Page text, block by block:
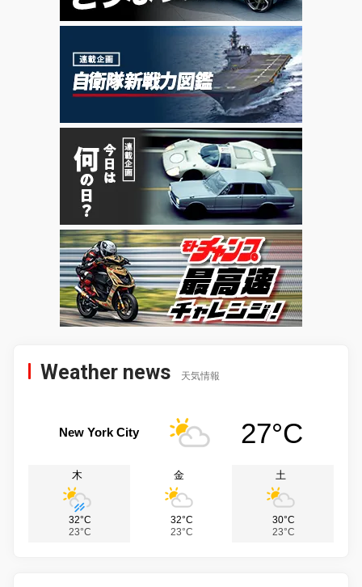
Weather news 天気情報
New York City 27°C
木
32°C
23°C
金
32°C
23°C
土
30°C
23°C